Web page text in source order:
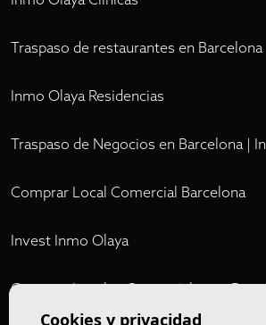
Traspaso de restaurantes en Barcelona
Inmo Olaya Residencias
Traspaso de Negocios en Barcelona |
Comprar Local Comercial Barcelona
Invest Inmo Olaya
Comprar Locales Comerciales en
OlayaCookies y privacidad